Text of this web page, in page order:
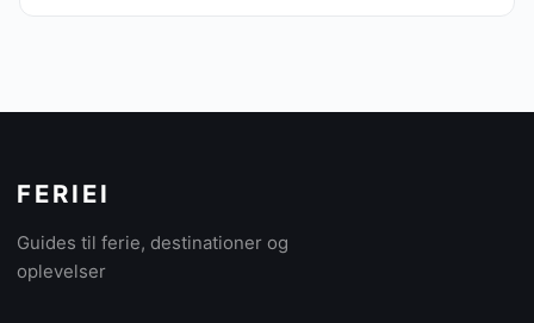
FERIEI
Guides til ferie, destinationer og
oplevelser